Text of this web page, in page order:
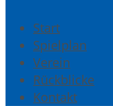
Start
Spielplan
Verein
Rückblicke
Kontakt